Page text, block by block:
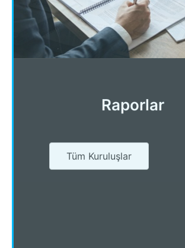
Raporlar
Tüm Kuruluşlar